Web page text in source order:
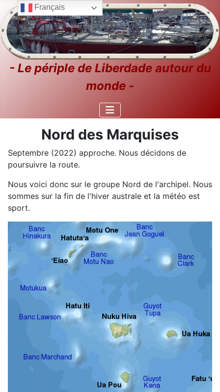
- Le périple de Liberdade autour du
monde -
Nord des Marquises
Septembre (2022) approche. Nous décidons de
poursuivre la route.
Nous voici donc sur le groupe Nord de l'archipel. Nous
sommes sur la fin de l'hiver australe et la météo est
sport.
Français